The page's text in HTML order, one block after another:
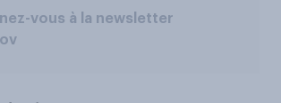
vous à la newsletter